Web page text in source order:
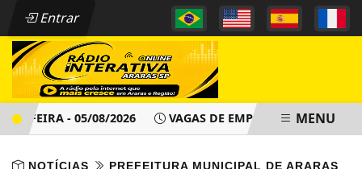
Entrar
- 05/08/2026 VAGAS DE EMPREGO - PAT ARARAS SP
MENU
NOTÍCIAS PREFEITURA MUNICIPAL DE ARARAS